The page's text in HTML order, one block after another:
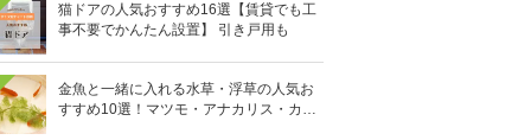
猫ドアの人気おすすめ16選【賃貸でも工
事不要でかんたん設置】 引き戸用も
金魚と一緒に入れる水草・浮草の人気お
すすめ10選！マツモ・アナカリス・カボ